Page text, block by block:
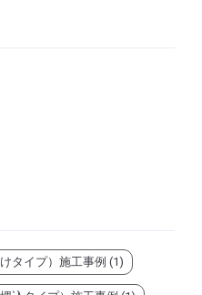
タイプ）施工事例 (1)